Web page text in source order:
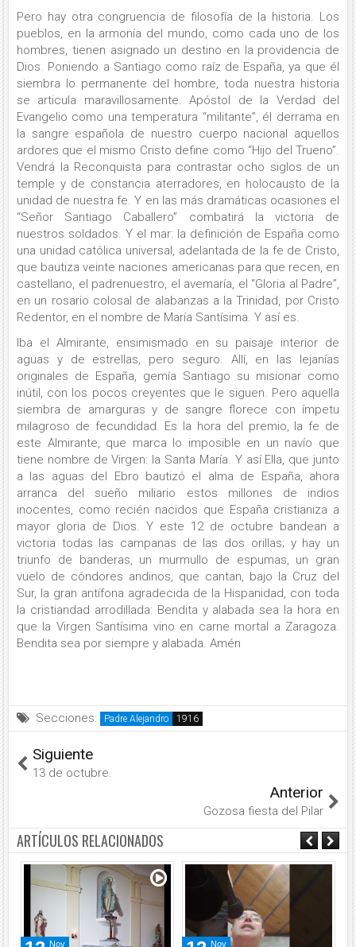
Pero hay otra congruencia de filosofía de la historia. Los
pueblos, en la armonía del mundo, como cada uno de los
hombres, tienen asignado un destino en la providencia de
Dios. Poniendo a Santiago como raíz de España, ya que él
siembra lo permanente del hombre, toda nuestra historia
se articula maravillosamente. Apóstol de la Verdad del
Evangelio como una temperatura “militante”, él derrama en
la sangre española de nuestro cuerpo nacional aquellos
ardores que el mismo Cristo define como “Hijo del Trueno”.
Vendrá la Reconquista para contrastar ocho siglos de un
temple y de constancia aterradores, en holocausto de la
unidad de nuestra fe. Y en las más dramáticas ocasiones el
“Señor Santiago Caballero” combatirá la victoria de
nuestros soldados. Y el mar: la definición de España como
una unidad católica universal, adelantada de la fe de Cristo,
que bautiza veinte naciones americanas para que recen, en
castellano, el padrenuestro, el avemaría, el “Gloria al Padre”,
en un rosario colosal de alabanzas a la Trinidad, por Cristo
Redentor, en el nombre de María Santísima. Y así es.
Iba el Almirante, ensimismado en su paisaje interior de
aguas y de estrellas, pero seguro. Allí, en las lejanías
originales de España, gemía Santiago su misionar como
inútil, con los pocos creyentes que le siguen. Pero aquella
siembra de amarguras y de sangre florece con ímpetu
milagroso de fecundidad. Es la hora del premio, la fe de
este Almirante, que marca lo imposible en un navío que
tiene nombre de Virgen: la Santa María. Y así Ella, que junto
a las aguas del Ebro bautizó el alma de España, ahora
arranca del sueño miliario estos millones de indios
inocentes, como recién nacidos que España cristianiza a
mayor gloria de Dios. Y este 12 de octubre bandean a
victoria todas las campanas de las dos orillas; y hay un
triunfo de banderas, un murmullo de espumas, un gran
vuelo de cóndores andinos, que cantan, bajo la Cruz del
Sur, la gran antífona agradecida de la Hispanidad, con toda
la cristiandad arrodillada: Bendita y alabada sea la hora en
que la Virgen Santísima vino en carne mortal a Zaragoza.
Bendita sea por siempre y alabada. Amén
Secciones: Padre Alejandro
Siguiente
13 de octubre.
Anterior
Gozosa fiesta del Pilar
ARTÍCULOS RELACIONADOS
Nov Nov